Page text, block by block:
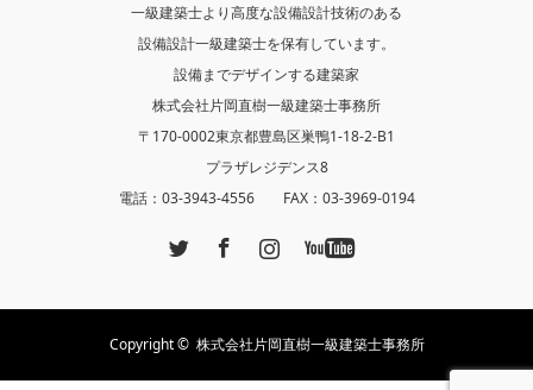
一級建築士より高度な設備設計技術のある
設備設計一級建築士を保有しています。
設備までデザインする建築家
株式会社片岡直樹一級建築士事務所
〒170-0002東京都豊島区巣鴨1-18-2-B1
プラザレジデンス8
電話：03-3943-4556 FAX：03-3969-0194
Copyright © 株式会社片岡直樹一級建築士事務所